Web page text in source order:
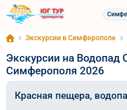
Экскурсии в Симферополе
Экскурсии на Водопад
Симферополя 2026
Красная пещера,